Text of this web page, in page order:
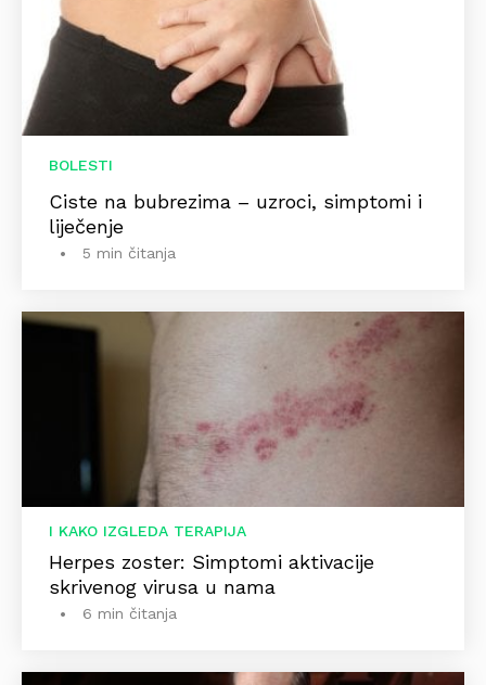
BOLESTI
Ciste na bubrezima – uzroci, simptomi i
liječenje
5 min čitanja
I KAKO IZGLEDA TERAPIJA
Herpes zoster: Simptomi aktivacije
skrivenog virusa u nama
6 min čitanja